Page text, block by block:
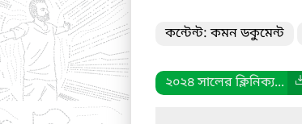
কন্টেন্ট: কমন ডকুমেন্ট
২০২৪ সালের ক্লিনিক্য...